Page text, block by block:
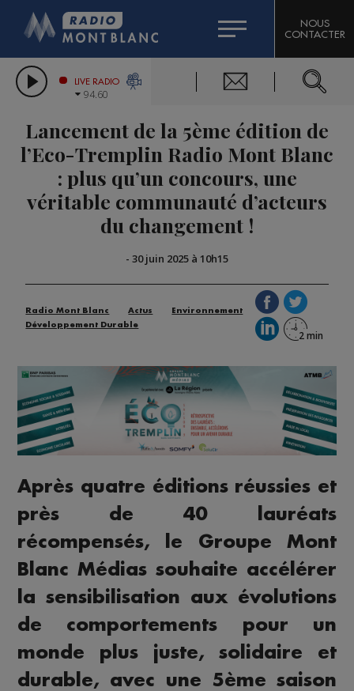
LES CHRONIQUES DE L'EXPERT
CITIZEN MACHINERY
GRAND MASSIF DOMAINES SKIABLES
BIGARD
COMPAGNIE DU MONT-BLANC
NOUS
CONTACTER
LIVE RADIO
94.60
Lancement de la 5ème édition de
l’Eco-Tremplin Radio Mont Blanc
: plus qu’un concours, une
véritable communauté d’acteurs
du changement !
- 30 juin 2025 à 10h15
Radio Mont Blanc Actus
Environnement
Développement Durable
Après quatre éditions réussies et
près de 40 lauréats
récompensés, le Groupe Mont
Blanc Médias souhaite accélérer
la sensibilisation aux évolutions
de comportements pour un
monde plus juste, solidaire et
durable, avec une 5ème saison